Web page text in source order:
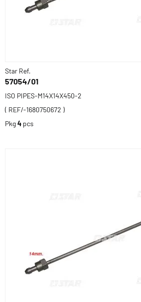
Star Ref.
57054/01
ISO PIPES-M14X14X450-2
( REF/-1680750672 )
Pkg4 pcs